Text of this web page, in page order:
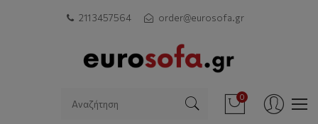
211 3457564 order@eurosofa.gr
0